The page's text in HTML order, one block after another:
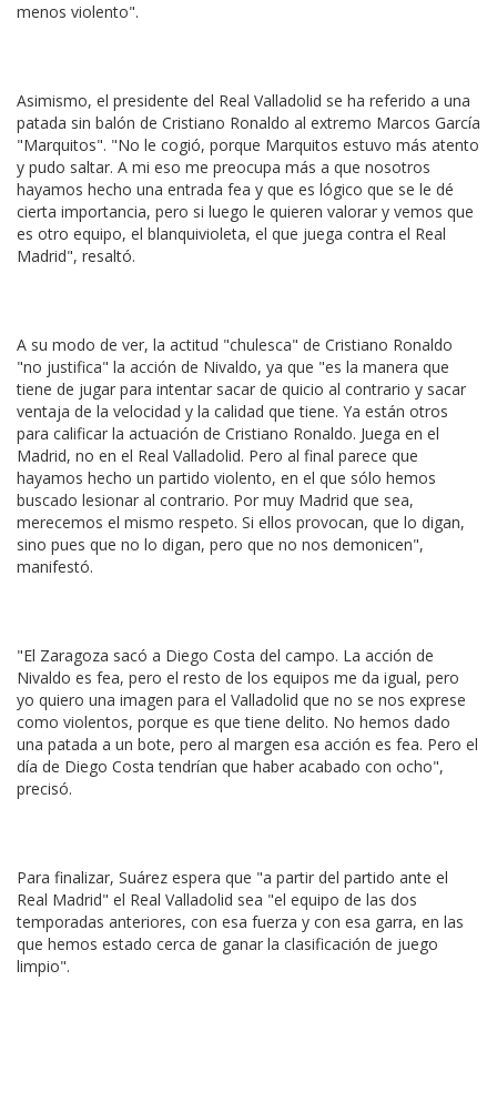
menos violento".
Asimismo, el presidente del Real Valladolid se ha referido a una
patada sin balón de Cristiano Ronaldo al extremo Marcos García
"Marquitos". "No le cogió, porque Marquitos estuvo más atento
y pudo saltar. A mi eso me preocupa más a que nosotros
hayamos hecho una entrada fea y que es lógico que se le dé
cierta importancia, pero si luego le quieren valorar y vemos que
es otro equipo, el blanquivioleta, el que juega contra el Real
Madrid", resaltó.
A su modo de ver, la actitud "chulesca" de Cristiano Ronaldo
"no justifica" la acción de Nivaldo, ya que "es la manera que
tiene de jugar para intentar sacar de quicio al contrario y sacar
ventaja de la velocidad y la calidad que tiene. Ya están otros
para calificar la actuación de Cristiano Ronaldo. Juega en el
Madrid, no en el Real Valladolid. Pero al final parece que
hayamos hecho un partido violento, en el que sólo hemos
buscado lesionar al contrario. Por muy Madrid que sea,
merecemos el mismo respeto. Si ellos provocan, que lo digan,
sino pues que no lo digan, pero que no nos demonicen",
manifestó.
"El Zaragoza sacó a Diego Costa del campo. La acción de
Nivaldo es fea, pero el resto de los equipos me da igual, pero
yo quiero una imagen para el Valladolid que no se nos exprese
como violentos, porque es que tiene delito. No hemos dado
una patada a un bote, pero al margen esa acción es fea. Pero el
día de Diego Costa tendrían que haber acabado con ocho",
precisó.
Para finalizar, Suárez espera que "a partir del partido ante el
Real Madrid" el Real Valladolid sea "el equipo de las dos
temporadas anteriores, con esa fuerza y con esa garra, en las
que hemos estado cerca de ganar la clasificación de juego
limpio".